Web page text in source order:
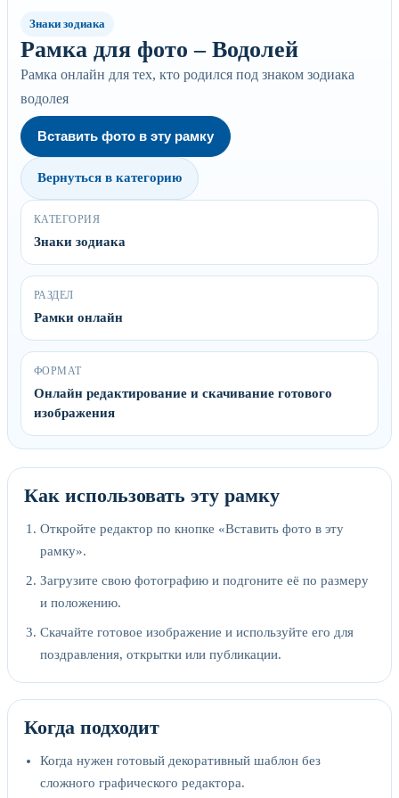
Знаки зодиака
Рамка для фото – Водолей
Рамка онлайн для тех, кто родился под знаком зодиака
водолея
Вставить фото в эту рамку
Вернуться в категорию
КАТЕГОРИЯ
Знаки зодиака
РАЗДЕЛ
Рамки онлайн
ФОРМАТ
Онлайн редактирование и скачивание готового
изображения
Как использовать эту рамку
Откройте редактор по кнопке «Вставить фото в эту
рамку».
Загрузите свою фотографию и подгоните её по размеру
и положению.
Скачайте готовое изображение и используйте его для
поздравления, открытки или публикации.
Когда подходит
Когда нужен готовый декоративный шаблон без
сложного графического редактора.